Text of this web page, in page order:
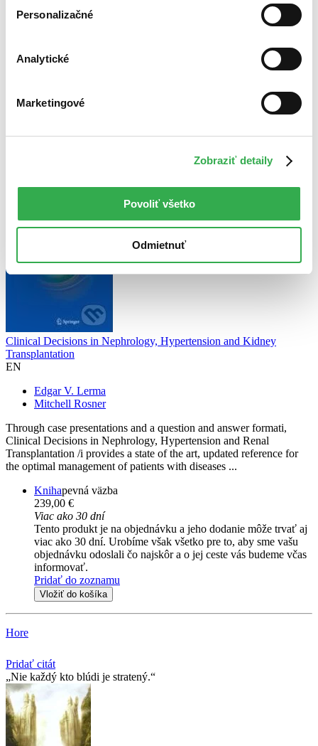
Personalizačné
Analytické
Marketingové
Zobraziť detaily
Povoliť všetko
Odmietnuť
Top hodnotené
Najlacnejšie
Najvyššia zľava
Clinical Decisions in Nephrology, Hypertension and Kidney
Transplantation
EN
Edgar V. Lerma
Mitchell Rosner
Through case presentations and a question and answer formati,
Clinical Decisions in Nephrology, Hypertension and Renal
Transplantation /i provides a state of the art, updated reference for
the optimal management of patients with diseases ...
Knihapevná väzba
239,00 €
Viac ako 30 dní
Tento produkt je na objednávku a jeho dodanie môže trvať aj
viac ako 30 dní. Urobíme však všetko pre to, aby sme vašu
objednávku odoslali čo najskôr a o jej ceste vás budeme včas
informovať.
Pridať do zoznamu
Vložiť do košíka
Hore
Pridať citát
Nie každý kto blúdi je stratený.